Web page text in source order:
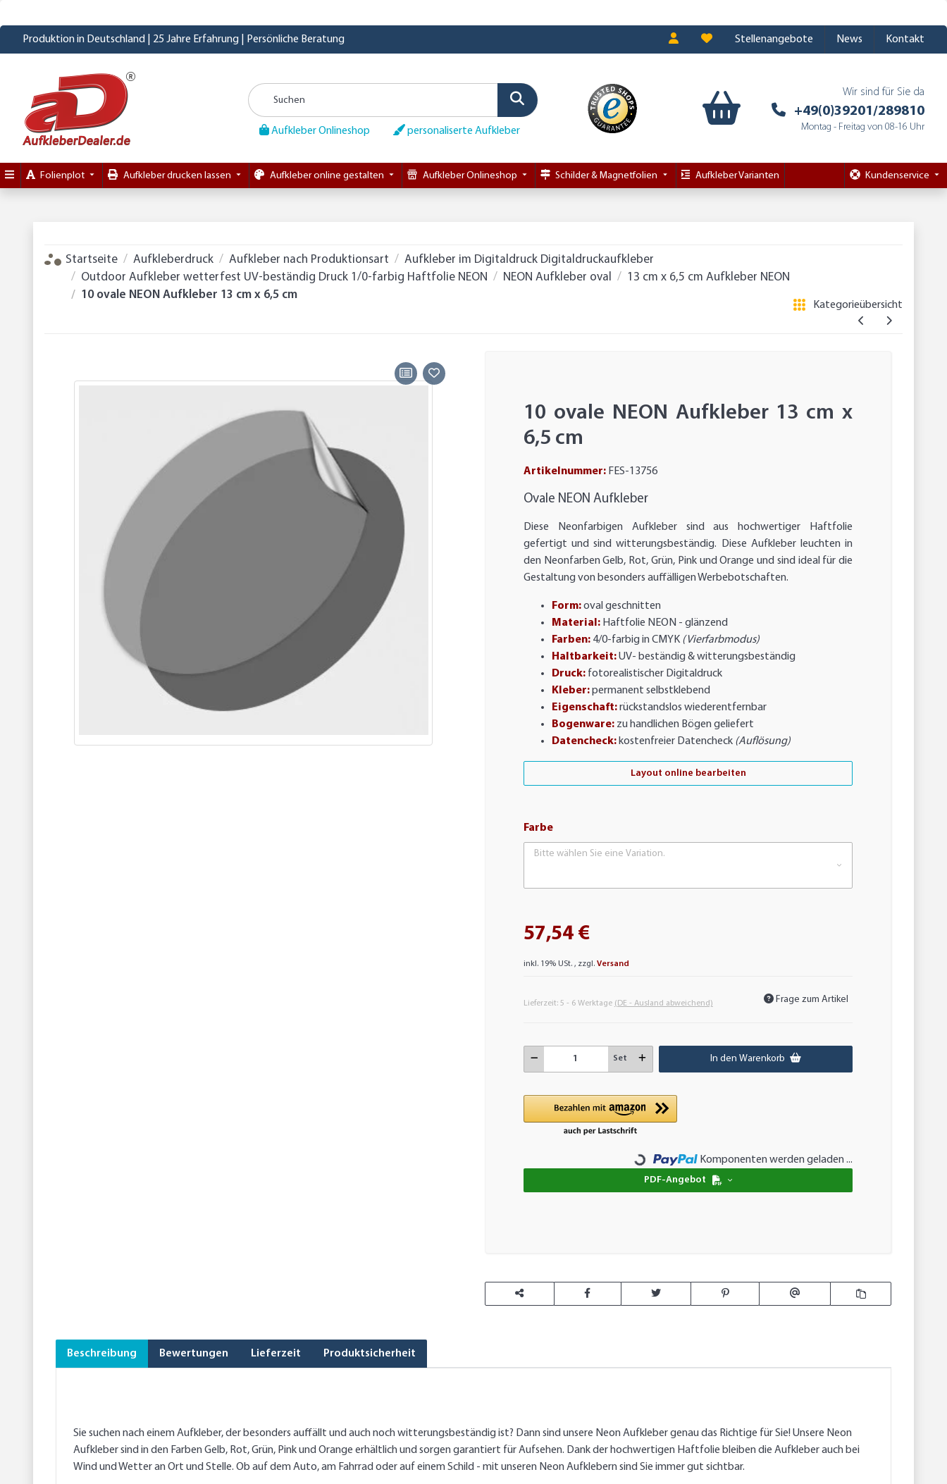
Produktion in Deutschland | 25 Jahre Erfahrung | Persönliche Beratung Stellenangebote News Kontakt
Aufkleber Onlineshop personaliserte Aufkleber
Wir sind für Sie da
+49(0)39201/289810
Montag - Freitag von 08-16 Uhr
Folienplot Aufkleber drucken lassen Aufkleber online gestalten Aufkleber Onlineshop Schilder & Magnetfolien Aufkleber Varianten Kundenservice
Startseite Aufkleberdruck Aufkleber nach Produktionsart
Aufkleber im Digitaldruck Digitaldruckaufkleber
Outdoor Aufkleber wetterfest UV-beständig Druck 1/0-farbig Haftfolie NEON
NEON Aufkleber oval
13 cm x 6,5 cm Aufkleber NEON
10 ovale NEON Aufkleber 13 cm x 6,5 cm
Kategorieübersicht
10 ovale NEON Aufkleber 13 cm x
6,5 cm
Artikelnummer: FES-13756
Ovale NEON Aufkleber
Diese Neonfarbigen Aufkleber sind aus hochwertiger Haftfolie
gefertigt und sind witterungsbeständig. Diese Aufkleber leuchten in
den Neonfarben Gelb, Rot, Grün, Pink und Orange und sind ideal für die
Gestaltung von besonders auffälligen Werbebotschaften.
Form:oval geschnitten
Material:Haftfolie NEON - glänzend
Farben:4/0-farbig in CMYK (Vierfarbmodus)
Haltbarkeit:UV- beständig & witterungsbeständig
Druck:fotorealistischer Digitaldruck
Kleber:permanent selbstklebend
Eigenschaft:rückstandslos wiederentfernbar
Bogenware:zu handlichen Bögen geliefert
Datencheck:kostenfreier Datencheck (Auflösung)
Layout online bearbeiten
Farbe
Bitte wählen Sie eine Variation.
57,54 €
inkl. 19% USt. , zzgl. Versand
Lieferzeit: 5 - 6 Werktage (DE - Ausland abweichend) Frage zum Artikel
Set In den Warenkorb
Loading... Komponenten werden geladen ...
PDF-Angebot
Beschreibung Bewertungen Lieferzeit Produktsicherheit
Sie suchen nach einem Aufkleber, der besonders auffällt und auch noch witterungsbeständig ist? Dann sind unsere Neon Aufkleber genau das Richtige für Sie! Unsere Neon
Aufkleber sind in den Farben Gelb, Rot, Grün, Pink und Orange erhältlich und sorgen garantiert für Aufsehen. Dank der hochwertigen Haftfolie bleiben die Aufkleber auch bei
Wind und Wetter an Ort und Stelle. Ob auf dem Auto, am Fahrrad oder auf einem Schild - mit unseren Neon Aufklebern sind Sie immer gut sichtbar.